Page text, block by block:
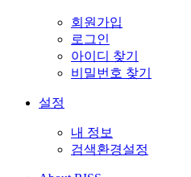
회원가입
로그인
아이디 찾기
비밀번호 찾기
설정
내 정보
검색환경설정